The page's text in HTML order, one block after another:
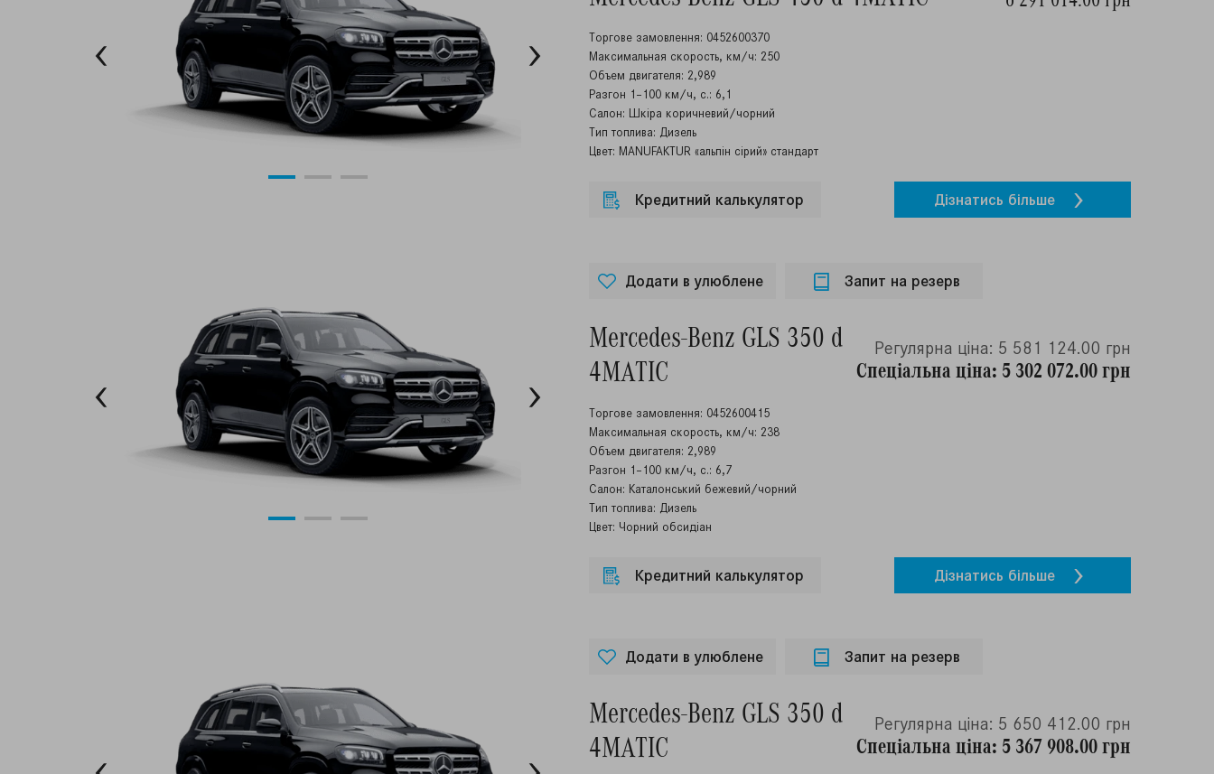
Торгове замовлення: 0452600370
Максимальная скорость, км/ч: 250
Объем двигателя: 2,989
Разгон 1–100 км/ч, с.: 6,1
Салон: Шкіра коричневий/чорний
Тип топлива: Дизель
Цвет: MANUFAKTUR «альпін сірий» стандарт
Кредитний калькулятор Дiзнатись бiльше
Додати в улюблене Запит на резерв
Mercedes-Benz GLS 350 d
4MATIC
Регулярна ціна: 5 581 124.00 грн
Спеціальна ціна: 5 302 072.00 грн
Торгове замовлення: 0452600415
Максимальная скорость, км/ч: 238
Объем двигателя: 2,989
Разгон 1–100 км/ч, с.: 6,7
Салон: Каталонський бежевий/чорний
Тип топлива: Дизель
Цвет: Чорний обсидіан
Кредитний калькулятор Дiзнатись бiльше
Додати в улюблене Запит на резерв
Mercedes-Benz GLS 350 d
4MATIC
Регулярна ціна: 5 650 412.00 грн
Спеціальна ціна: 5 367 908.00 грн